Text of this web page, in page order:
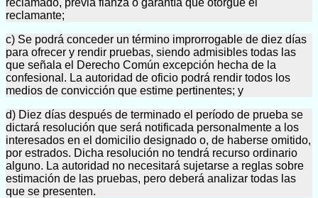
reclamado, previa fianza o garantía que otorgue el
reclamante;
c) Se podrá conceder un término improrrogable de diez días
para ofrecer y rendir pruebas, siendo admisibles todas las
que señala el Derecho Común excepción hecha de la
confesional. La autoridad de oficio podrá rendir todos los
medios de convicción que estime pertinentes; y
d) Diez días después de terminado el período de prueba se
dictará resolución que será notificada personalmente a los
interesados en el domicilio designado o, de haberse omitido,
por estrados. Dicha resolución no tendrá recurso ordinario
alguno. La autoridad no necesitará sujetarse a reglas sobre
estimación de las pruebas, pero deberá analizar todas las
que se presenten.